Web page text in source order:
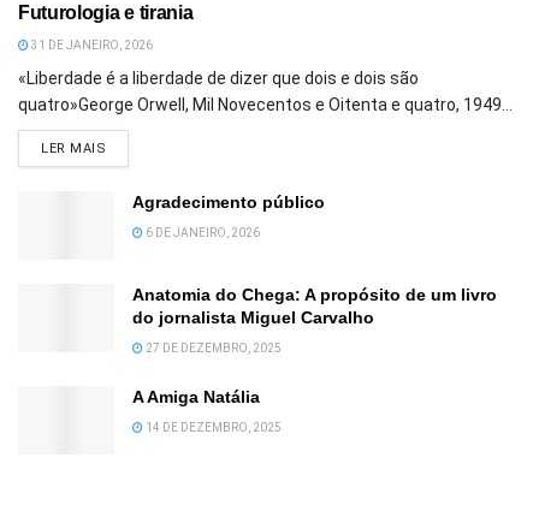
Futurologia e tirania
31 DE JANEIRO, 2026
«Liberdade é a liberdade de dizer que dois e dois são
quatro»George Orwell, Mil Novecentos e Oitenta e quatro, 1949...
LER MAIS
Agradecimento público
6 DE JANEIRO, 2026
Anatomia do Chega: A propósito de um livro
do jornalista Miguel Carvalho
27 DE DEZEMBRO, 2025
A Amiga Natália
14 DE DEZEMBRO, 2025